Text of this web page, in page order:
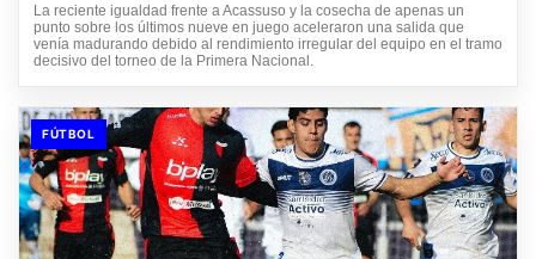
La reciente igualdad frente a Acassuso y la cosecha de apenas un
punto sobre los últimos nueve en juego aceleraron una salida que
venía madurando debido al rendimiento irregular del equipo en el tramo
decisivo del torneo de la Primera Nacional.
FÚTBOL